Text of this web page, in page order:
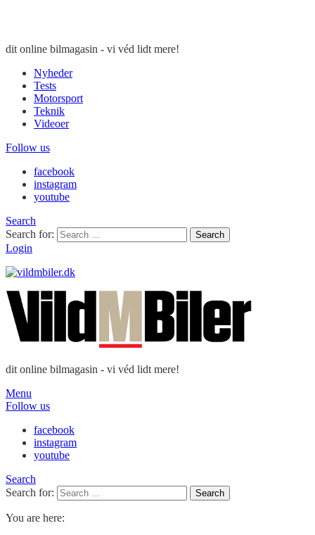
dit online bilmagasin - vi véd lidt mere!
Nyheder
Tests
Motorsport
Teknik
Videoer
Follow us
facebook
instagram
youtube
Search
Search for:
Search
Login
dit online bilmagasin - vi véd lidt mere!
Menu
Follow us
facebook
instagram
youtube
Search
Search for:
Search
You are here: